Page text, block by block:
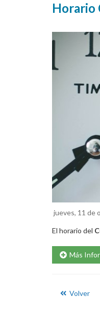
Horario
jueves, 11 de
El horario del
Más
Volver